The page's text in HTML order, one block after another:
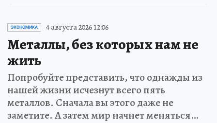
ЭКОНОМИКА 4 августа 2026 12:06
Металлы, без которых нам не
жить
Попробуйте представить, что однажды из
нашей жизни исчезнут всего пять
металлов. Сначала вы этого даже не
заметите. А затем мир начнет меняться…